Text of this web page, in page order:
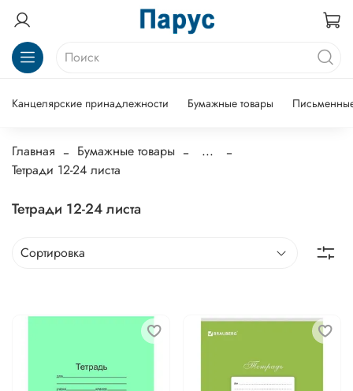
Канцелярские принадлежности Бумажные товары
Главная Бумажные товары
...
Тетради 12-24 листа
Тетради 12-24 листа